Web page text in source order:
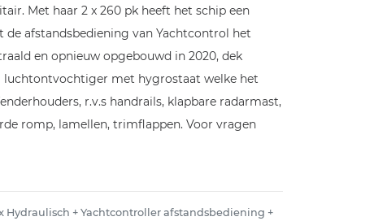
Met haar 2 x 260 pk heeft het schip een
afstandsbediening van Yachtcontrol het
en opnieuw opgebouwd in 2020, dek
luchtontvochtiger met hygrostaat welke het
r.v.s handrails, klapbare radarmast,
romp, lamellen, trimflappen. Voor vragen
Hydraulisch + Yachtcontroller afstandsbediening +